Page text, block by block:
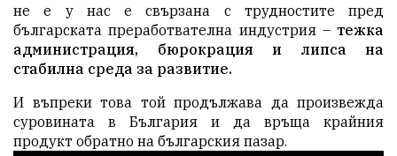
не е у нас е свързана с трудностите пред
българската преработвателна индустрия – тежка
администрация, бюрокрация и липса на
стабилна среда за развитие.
И въпреки това той продължава да произвежда
суровината в България и да връща крайния
продукт обратно на българския пазар.